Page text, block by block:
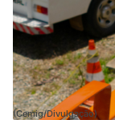
(Cemig/Divulgação)